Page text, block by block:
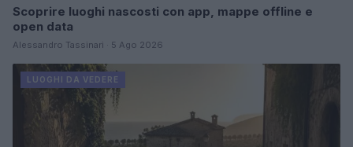
Scoprire luoghi nascosti con app, mappe offline e
open data
Alessandro Tassinari · 5 Ago 2026
LUOGHI DA VEDERE